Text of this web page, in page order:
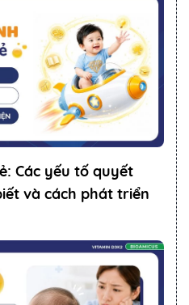
Các yếu tố quyết
và cách phát triển